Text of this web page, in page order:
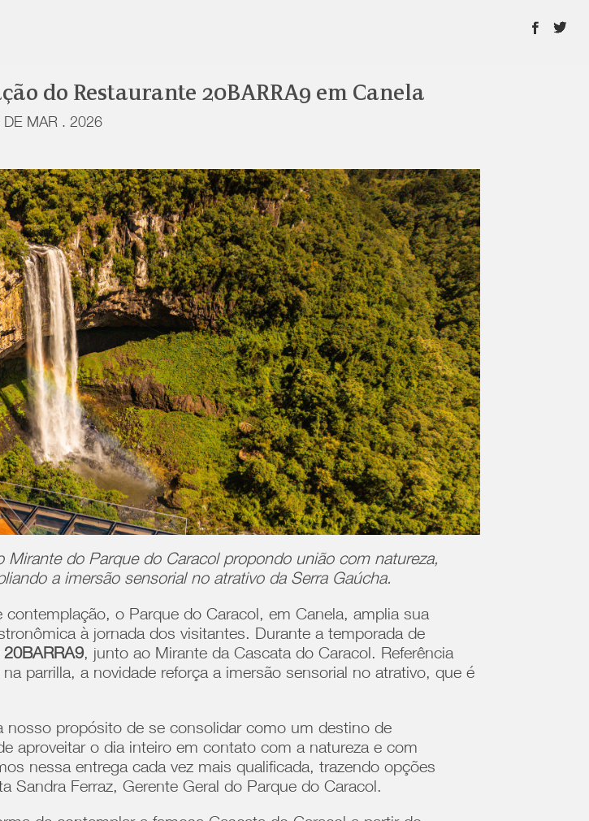
do Restaurante 20BARRA9 em Canela
DE MAR . 2026
do Parque do Caracol propondo união com natureza,
a imersão sensorial no atrativo da Serra Gaúcha.
o Parque do Caracol, em Canela, amplia sua
à jornada dos visitantes. Durante a temporada de
20BARRA9, junto ao Mirante da Cascata do Caracol. Referência
parrilla, a novidade reforça a imersão sensorial no atrativo, que é
nosso propósito de se consolidar como um destino de
aproveitar o dia inteiro em contato com a natureza e com
nessa entrega cada vez mais qualificada, trazendo opções
Sandra Ferraz, Gerente Geral do Parque do Caracol.